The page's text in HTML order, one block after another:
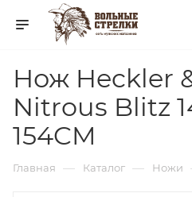
Нож Heckler
Nitrous Blitz
154CM
Главная — Каталог — Ножи